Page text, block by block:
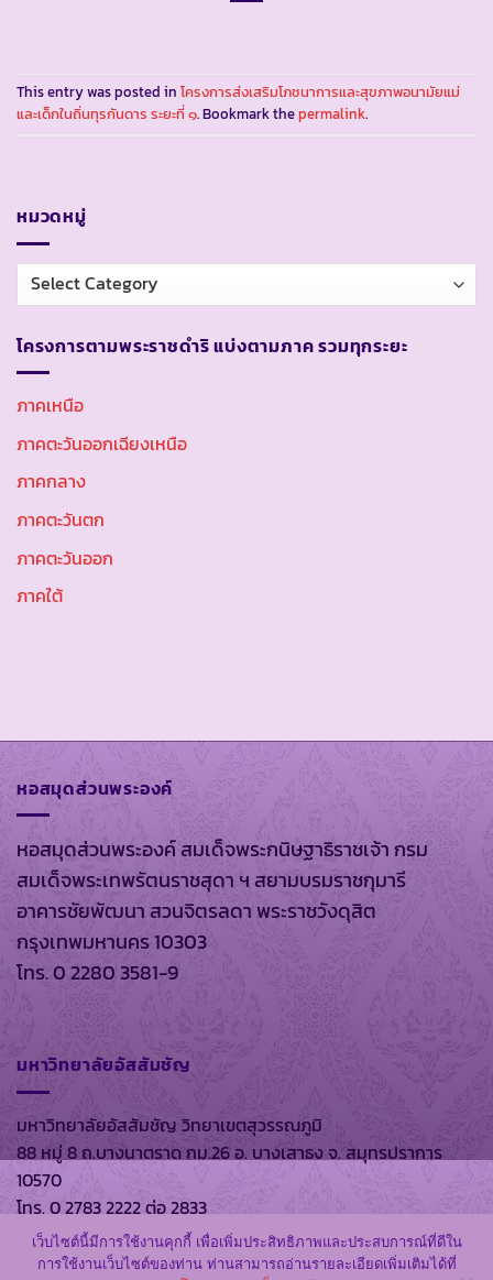
This entry was posted in โครงการส่งเสริมโภชนาการและสุขภาพอนามัยแม่
และเด็กในถิ่นทุรกันดาร ระยะที่ ๑. Bookmark thepermalink.
หมวดหมู่
หมวด
หมู่
โครงการตามพระราชดำริ แบ่งตามภาค รวมทุกระยะ
ภาคเหนือ
ภาคตะวันออกเฉียงเหนือ
ภาคกลาง
ภาคตะวันตก
ภาคตะวันออก
ภาคใต้
หอสมุดส่วนพระองค์
หอสมุดส่วนพระองค์ สมเด็จพระกนิษฐาธิราชเจ้า กรม
สมเด็จพระเทพรัตนราชสุดา ฯ สยามบรมราชกุมารี
อาคารชัยพัฒนา สวนจิตรลดา พระราชวังดุสิต
กรุงเทพมหานคร 10303
โทร. 0 2280 3581-9
มหาวิทยาลัยอัสสัมชัญ
มหาวิทยาลัยอัสสัมชัญ วิทยาเขตสุวรรณภูมิ
88 หมู่ 8 ถ.บางนาตราด กม.26 อ. บางเสาธง จ. สมุทรปราการ
10570
โทร. 0 2783 2222 ต่อ 2833
เว็บไซต์นี้มีการใช้งานคุกกี้ เพื่อเพิ่มประสิทธิภาพและประสบการณ์ที่ดีใน
การใช้งานเว็บไซต์ของท่าน ท่านสามารถอ่านรายละเอียดเพิ่มเติมได้ที่